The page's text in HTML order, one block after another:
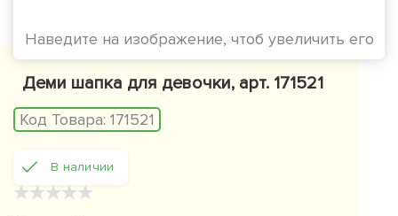
Наведите на изображение, чтоб увеличить его
Деми шапка для девочки, арт. 171521
Код Товара: 171521
В наличии
★★★★★